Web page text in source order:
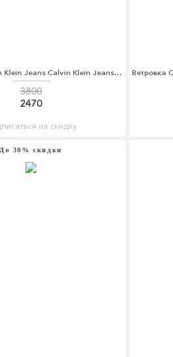
Футболка Calvin Klein Jeans Calvin Klein Jeans CA939EWAQIH6
3800
2470
на скидку
До 30% скидки